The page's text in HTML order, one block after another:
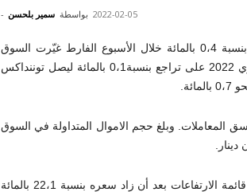
بواسطة سمير بلحسن - 2022-02-05
بعد أن تمكنت من تحقيق تقدم بنسبة 0،4 بالمائة خلال الأسبوع الفارط غيّرت السوق
المالية من مسارها لتنهي الأسبوع الممتد من 31 جانفي إلى 4 فيفري 2022 على تراجع بنسبة0،1 بالمائة ليصل توننداكس
المعاملات. وبلغ حجم الاموال المتداولة في السوق
وتصدر سهم « سرفكوم »، في تواصل مع ادائه للاسابيع المنقضية، قائمة الارتفاعات بعد أن زاد سعره بنسبة 22،1 بالمائة